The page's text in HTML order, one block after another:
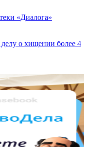
«Диалога»
о хищении более 4